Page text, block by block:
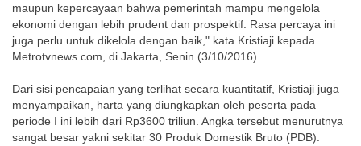
maupun kepercayaan bahwa pemerintah mampu mengelola
ekonomi dengan lebih prudent dan prospektif. Rasa percaya ini
juga perlu untuk dikelola dengan baik," kata Kristiaji kepada
Metrotvnews.com, di Jakarta, Senin (3/10/2016).
Dari sisi pencapaian yang terlihat secara kuantitatif, Kristiaji juga
menyampaikan, harta yang diungkapkan oleh peserta pada
periode I ini lebih dari Rp3600 triliun. Angka tersebut menurutnya
sangat besar yakni sekitar 30 Produk Domestik Bruto (PDB).